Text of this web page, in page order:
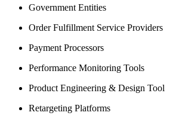
Government Entities
Order Fulfillment Service Providers
Payment Processors
Performance Monitoring Tools
Product Engineering & Design Tool
Retargeting Platforms